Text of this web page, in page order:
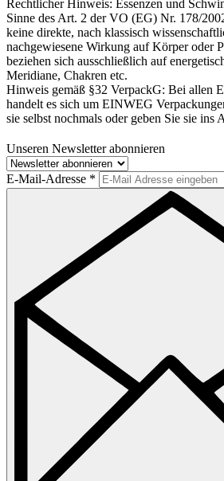
Rechtlicher Hinweis: Essenzen und
Sinne des Art. 2 der VO (EG) Nr. 178/
keine direkte, nach klassisch
nachgewiesene Wirkung auf Körper oder
beziehen sich ausschließlich auf
Meridiane, Chakren etc.
Hinweis gemäß §32 VerpackG: Bei allen
handelt es sich um EINWEG
sie selbst nochmals oder geben Sie sie ins
Unseren Newsletter abonnieren
E-Mail-Adresse *